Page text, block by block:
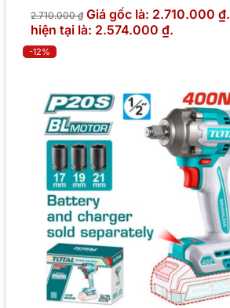
2.710.000₫ Giá gốc là: 2.710.000 ₫.
hiện tại là: 2.574.000 ₫.
-12%